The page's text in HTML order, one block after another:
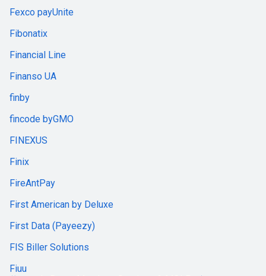
Fexco payUnite
Fibonatix
Financial Line
Finanso UA
finby
fincode byGMO
FINEXUS
Finix
FireAntPay
First American by Deluxe
First Data (Payeezy)
FIS Biller Solutions
Fiuu